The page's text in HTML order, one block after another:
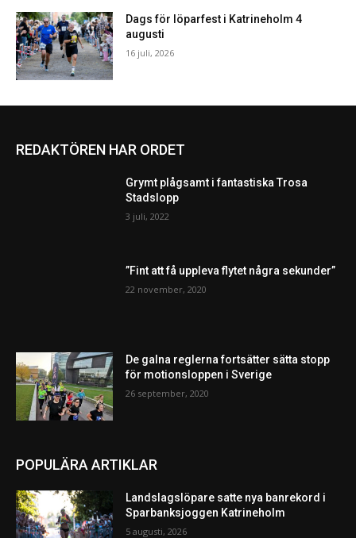
Dags för löparfest i Katrineholm 4
augusti
16 juli, 2026
REDAKTÖREN HAR ORDET
Grymt plågsamt i fantastiska Trosa
Stadslopp
3 juli, 2022
”Fint att få uppleva flytet några sekunder”
22 november, 2020
De galna reglerna fortsätter sätta stopp
för motionsloppen i Sverige
26 september, 2020
POPULÄRA ARTIKLAR
Landslagslöpare satte nya banrekord i
Sparbanksjoggen Katrineholm
5 augusti, 2026